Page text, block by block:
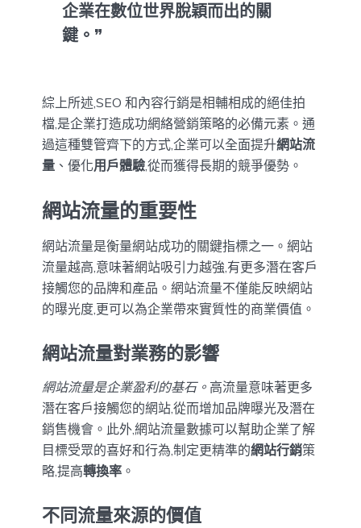
企業在數位世界脫穎而出的關
鍵。”
綜上所述,SEO 和內容行銷是相輔相成的絕佳拍
檔,是企業打造成功網絡營銷策略的必備元素。通
過這種雙管齊下的方式,企業可以全面提升網站流
量 、優化用戶體驗,從而獲得長期的競爭優勢。
網站流量的重要性
網站流量是衡量網站成功的關鍵指標之一。網站
流量越高,意味著網站吸引力越強,有更多潛在客戶
接觸您的品牌和產品。網站流量不僅能反映網站
的曝光度,更可以為企業帶來實質性的商業價值。
網站流量對業務的影響
網站流量是企業盈利的基石。 高流量意味著更多
潛在客戶接觸您的網站,從而增加品牌曝光及潛在
銷售機會。此外,網站流量數據可以幫助企業了解
目標受眾的喜好和行為,制定更精準的網站行銷策
略,提高轉換率 。
不同流量來源的價值